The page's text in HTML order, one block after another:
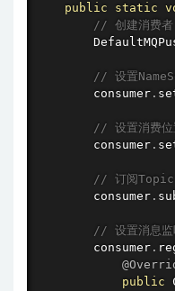
public
static
// 创建消费者
// 设置
        consumer
.
// 设置消费位
        consumer
.
// 订阅Topic
        consumer
.
// 设置消息监
        consumer
.
public